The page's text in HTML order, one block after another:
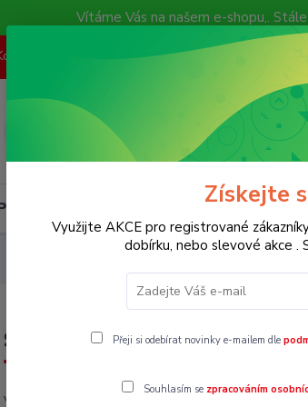
Vítáme Vás na našem e-shopu,.
Nevíte
VELIKOSTECH Dětské
S
V této kategorii nebylo nalezeno žádné zboží.
Získejte
Využijte AKCE pro registrované
dobírku, nebo slevové akce .
Přeji si odebírat novinky e-mailem dle
Souhlasím se zpracováním